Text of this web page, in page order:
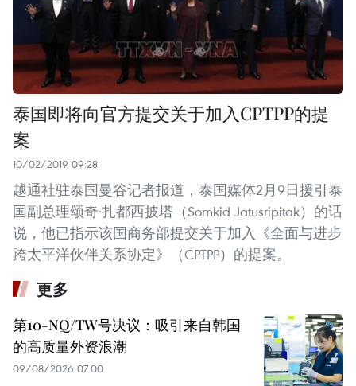
泰国即将向官方提交关于加入CPTPP的提
案
10/02/2019 09:28
越通社驻泰国曼谷记者报道，泰国媒体2月9日援引泰
国副总理颂奇·扎都西披塔（Somkid Jatusripitak）的话
说，他已指示该国商务部提交关于加入《全面与进步
跨太平洋伙伴关系协定》（CPTPP）的提案。
更多
第10-NQ/TW号决议：吸引来自韩国
的高质量外资浪潮
09/08/2026 07:00